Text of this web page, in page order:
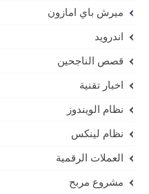
ميرش باي امازون
اندرويد
قصص الناجحين
اخبار تقنية
نظام الويندوز
نظام لينكس
العملات الرقمية
مشروع مربح